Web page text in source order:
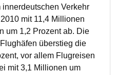
innerdeutschen Verkehr
mit 11,4 Millionen
um 1,2 Prozent ab. Die
überstieg die
vor allem Flugreisen
mit 3,1 Millionen um